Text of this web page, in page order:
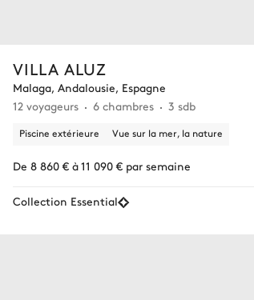
VILLA ALUZ
Malaga, Andalousie, Espagne
12 voyageurs
6 chambres 3 sdb
Piscine extérieure Vue sur la mer, la nature
De 8 860 € à 11 090 € par semaine
Collection Essential